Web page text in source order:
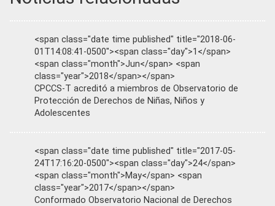
<span class="date time published" title="2018-06-
01T14:08:41-0500"><span class="day">1</span>
<span class="month">Jun</span> <span
class="year">2018</span></span>
CPCCS-T acreditó a miembros de Observatorio de
Protección de Derechos de Niñas, Niños y
Adolescentes
<span class="date time published" title="2017-05-
24T17:16:20-0500"><span class="day">24</span>
<span class="month">May</span> <span
class="year">2017</span></span>
Conformado Observatorio Nacional de Derechos